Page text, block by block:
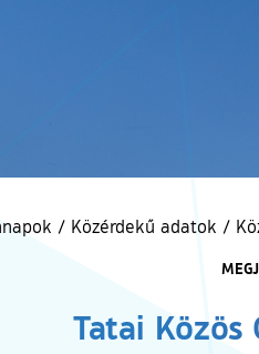
/ Közérdekű adatok /
Tatai